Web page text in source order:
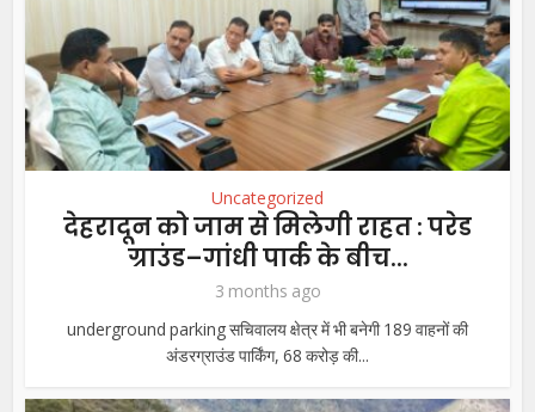
Uncategorized
देहरादून को जाम से मिलेगी राहत : परेड
ग्राउंड–गांधी पार्क के बीच...
3 months ago
underground parking सचिवालय क्षेत्र में भी बनेगी 189 वाहनों की
अंडरग्राउंड पार्किंग, 68 करोड़ की...